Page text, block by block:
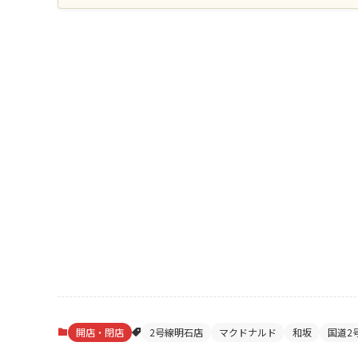
開店・閉店 2号線明石店 マクドナルド 和坂 国道2